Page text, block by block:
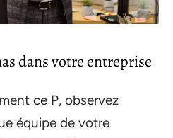
dans votre entreprise
ce P, observez
équipe de votre